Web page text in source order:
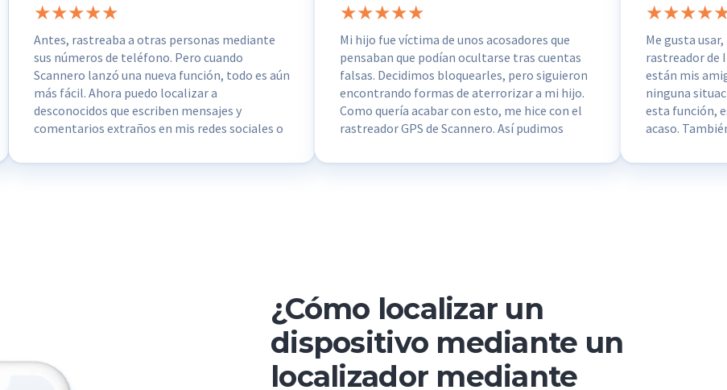
Antes, rastreaba a otras personas mediante
sus números de teléfono. Pero cuando
Scannero lanzó una nueva función, todo es aún
más fácil. Ahora puedo localizar a
desconocidos que escriben mensajes y
comentarios extraños en mis redes sociales o
cualquiera. Todo con un simple enlace. ¡Es
Mi hijo fue víctima de unos acosadores que
pensaban que podían ocultarse tras cuentas
falsas. Decidimos bloquearles, pero siguieron
encontrando formas de aterrorizar a mi hijo.
Como quería acabar con esto, me hice con el
rastreador GPS de Scannero. Así pudimos
que resultaron ser compañeros de clase de mi
Me gusta
rastreador de
están mis
ninguna
esta función,
acaso.
¿Cómo localizar un
dispositivo mediante un
localizador mediante